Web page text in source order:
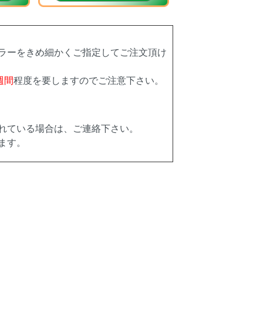
ーをきめ細かくご指定してご注文頂け
間程度を要しますのでご注意下さい。
いる場合は、ご連絡下さい。
す。